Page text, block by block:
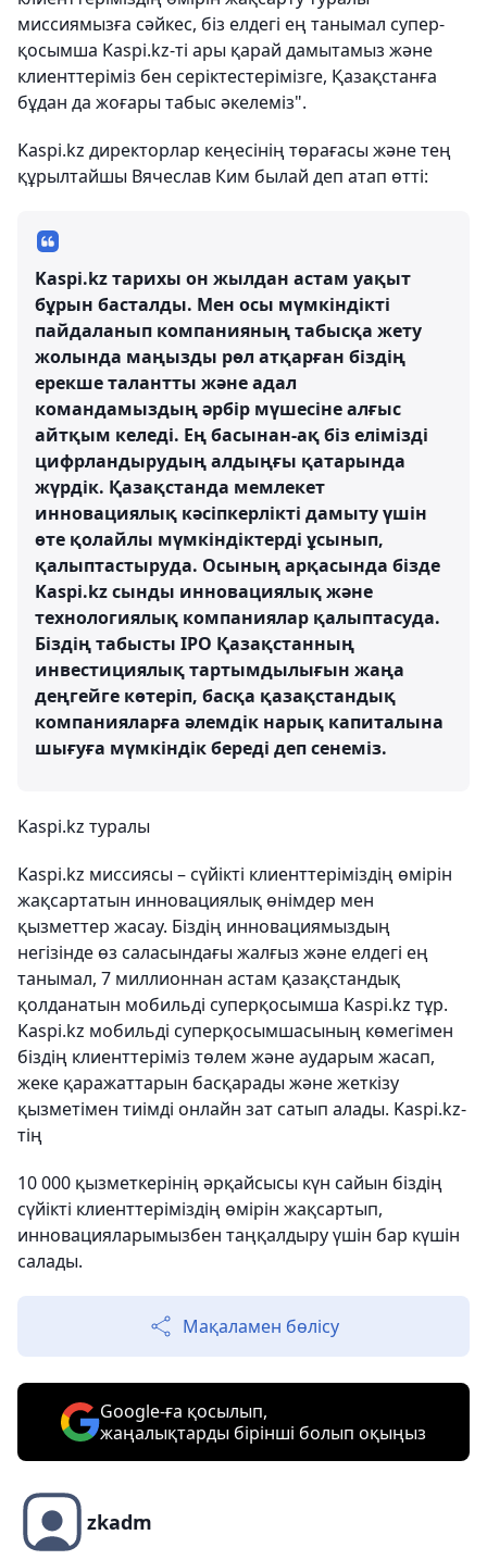
миссиямызға сәйкес, біз елдегі ең танымал супер-
қосымша Kaspi.kz-ті ары қарай дамытамыз және
клиенттеріміз бен серіктестерімізге, Қазақстанға
бұдан да жоғары табыс әкелеміз".
Kaspi.kz директорлар кеңесінің төрағасы және тең
құрылтайшы Вячеслав Ким былай деп атап өтті:
Kaspi.kz тарихы он жылдан астам уақыт
бұрын басталды. Мен осы мүмкіндікті
пайдаланып компанияның табысқа жету
жолында маңызды рөл атқарған біздің
ерекше талантты және адал
командамыздың әрбір мүшесіне алғыс
айтқым келеді. Ең басынан-ақ біз елімізді
цифрландырудың алдыңғы қатарында
жүрдік. Қазақстанда мемлекет
инновациялық кәсіпкерлікті дамыту үшін
өте қолайлы мүмкіндіктерді ұсынып,
қалыптастыруда. Осының арқасында бізде
Kaspi.kz сынды инновациялық және
технологиялық компаниялар қалыптасуда.
Біздің табысты ІРО Қазақстанның
инвестициялық тартымдылығын жаңа
деңгейге көтеріп, басқа қазақстандық
компанияларға әлемдік нарық капиталына
шығуға мүмкіндік береді деп сенеміз.
Kaspi.kz туралы
Kaspi.kz миссиясы – сүйікті клиенттеріміздің өмірін
жақсартатын инновациялық өнімдер мен
қызметтер жасау. Біздің инновациямыздың
негізінде өз саласындағы жалғыз және елдегі ең
танымал, 7 миллионнан астам қазақстандық
қолданатын мобильді суперқосымша Kaspi.kz тұр.
Kaspi.kz мобильді суперқосымшасының көмегімен
біздің клиенттеріміз төлем және аударым жасап,
жеке қаражаттарын басқарады және жеткізу
қызметімен тиімді онлайн зат сатып алады. Kaspi.kz-
тің
10 000 қызметкерінің әрқайсысы күн сайын біздің
сүйікті клиенттеріміздің өмірін жақсартып,
инновацияларымызбен таңқалдыру үшін бар күшін
салады.
Мақаламен бөлісу
Google-ға қосылып,
жаңалықтарды бірінші болып оқыңыз
zkadm